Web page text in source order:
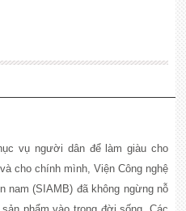
vụ người dân để làm giàu cho
cho chính mình, Viện Công nghệ
nam (SIAMB) đã không ngừng nỗ